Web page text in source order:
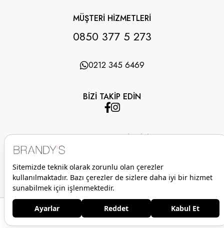
MÜŞTERİ HİZMETLERİ
0850 377 5 273
0212 345 6469
BİZİ TAKİP EDİN
UYGULAMAMIZI İNDİRİN
Anasayfa Favorilerim Sepetim Üye Girişi